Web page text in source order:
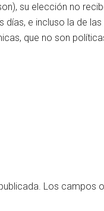
su elección no
e incluso la de
que no son
Los campos